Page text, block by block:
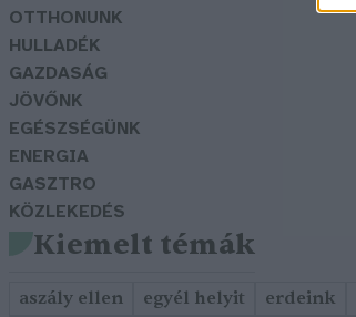
OTTHONUNK
HULLADÉK
GAZDASÁG
JÖVŐNK
EGÉSZSÉGÜNK
ENERGIA
GASZTRO
KÖZLEKEDÉS
Kiemelt témák
aszály ellen egyél helyit erdeink